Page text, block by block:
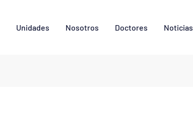
Unidades Nosotros Doctores Noticias